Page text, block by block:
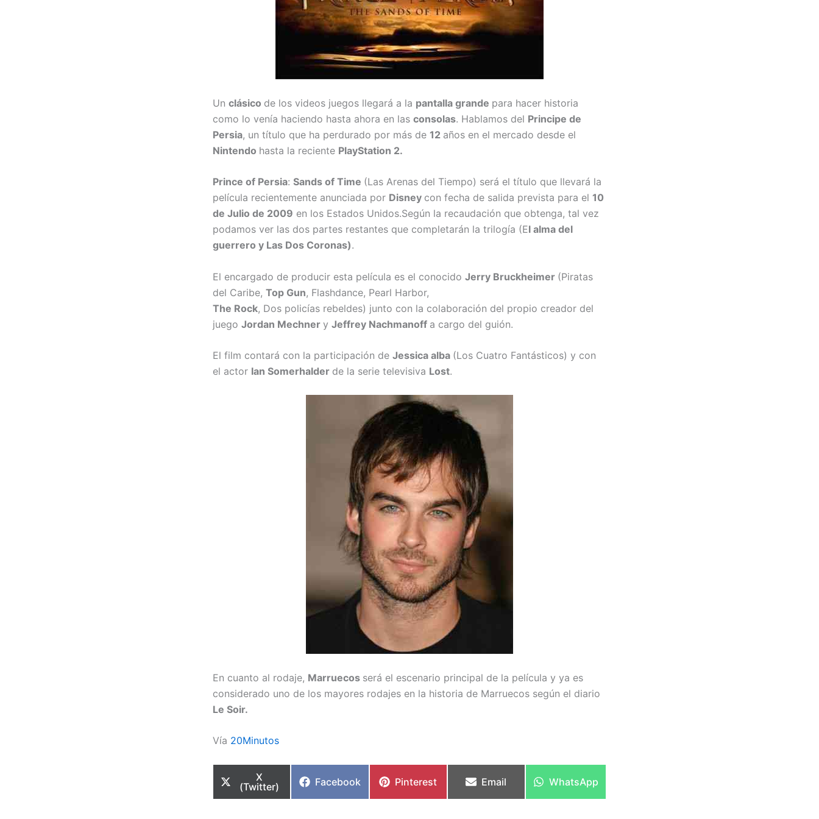
Un clásico de los videos juegos llegará a la pantalla grande para hacer historia
como lo venía haciendo hasta ahora en las consolas. Hablamos del Principe de
Persia, un título que ha perdurado por más de 12 años en el mercado desde el
Nintendo hasta la reciente PlayStation 2.
Prince of Persia: Sands of Time (Las Arenas del Tiempo) será el título que llevará la
película recientemente anunciada por Disney con fecha de salida prevista para el 10
de Julio de 2009 en los Estados Unidos.Según la recaudación que obtenga, tal vez
podamos ver las dos partes restantes que completarán la trilogía (El alma del
guerrero y Las Dos Coronas).
El encargado de producir esta película es el conocido Jerry Bruckheimer (Piratas
del Caribe, Top Gun, Flashdance, Pearl Harbor,
The Rock, Dos policías rebeldes) junto con la colaboración del propio creador del
juego Jordan Mechner y Jeffrey Nachmanoff a cargo del guión.
El film contará con la participación de Jessica alba (Los Cuatro Fantásticos) y con
el actor Ian Somerhalder de la serie televisiva Lost.
En cuanto al rodaje, Marruecos será el escenario principal de la película y ya es
considerado uno de los mayores rodajes en la historia de Marruecos según el diario
Le Soir.
Vía 20Minutos
Compartir
en
X
(Twitter)
Compartir
Facebook
Compartir
Pinterest
Compartir
Email
Compartir
WhatsApp